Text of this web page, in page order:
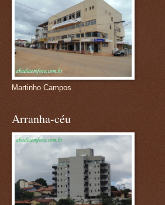
Martinho Campos
Arranha-céu